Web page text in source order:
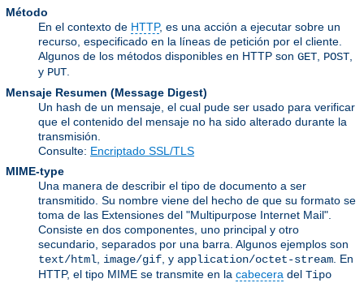
Método
En el contexto de HTTP, es una acción a ejecutar sobre un
recurso, especificado en la líneas de petición por el cliente.
Algunos de los métodos disponibles en HTTP son GET POST
y PUT
Mensaje Resumen (Message Digest)
Un hash de un mensaje, el cual pude ser usado para verificar
que el contenido del mensaje no ha sido alterado durante la
transmisión.
Consulte: Encriptado SSL/TLS
MIME-type
Una manera de describir el tipo de documento a ser
transmitido. Su nombre viene del hecho de que su formato se
toma de las Extensiones del "Multipurpose Internet Mail".
Consiste en dos componentes, uno principal y otro
secundario, separados por una barra. Algunos ejemplos son
text/html image/gif , y application/octet-stream . En
HTTP, el tipo MIME se transmite en la cabecera del Tipo